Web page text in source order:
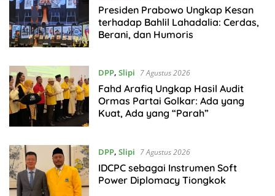
Presiden Prabowo Ungkap Kesan
terhadap Bahlil Lahadalia: Cerdas,
Berani, dan Humoris
DPP, Slipi 7 Agustus 2026
Fahd Arafiq Ungkap Hasil Audit
Ormas Partai Golkar: Ada yang
Kuat, Ada yang “Parah”
DPP, Slipi 7 Agustus 2026
IDCPC sebagai Instrumen Soft
Power Diplomacy Tiongkok